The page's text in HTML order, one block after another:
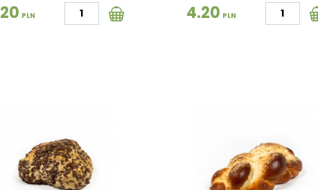
PLN 4.20 PLN